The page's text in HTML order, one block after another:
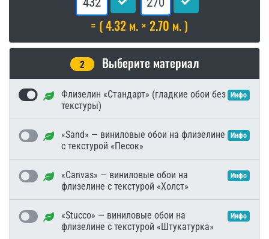
= ( 4.32 м. × 2.70 м. )
2 Выберите материал
Флизелин «Стандарт» (гладкие обои без
текстуры)
Инфо
«Sand» — виниловые обои на флизелине
с текстурой «Песок»
Инфо
«Canvas» — виниловые обои на
флизелине с текстурой «Холст»
Инфо
«Stucco» — виниловые обои на
флизелине с текстурой «Штукатурка»
Инфо